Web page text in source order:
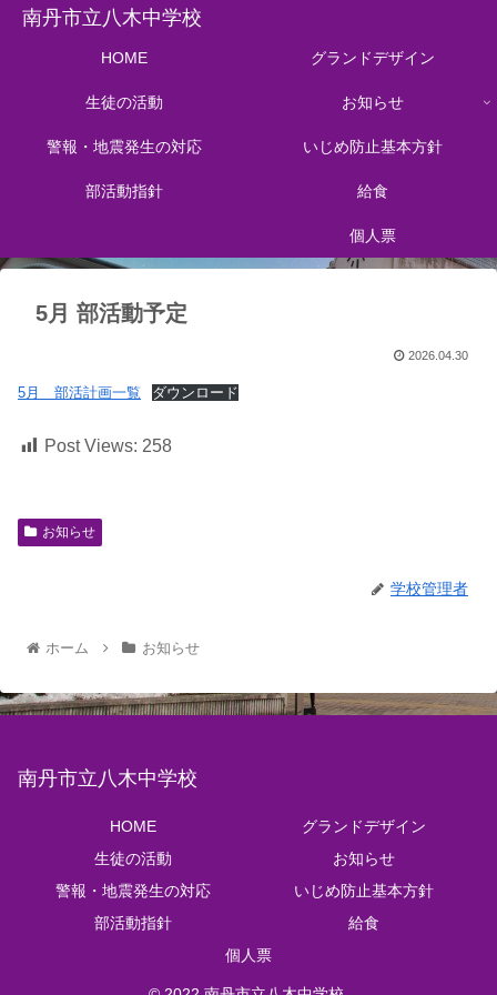
南丹市立八木中学校
HOME グランドデザイン
生徒の活動 お知らせ
警報・地震発生の対応 いじめ防止基本方針
部活動指針 給食
個人票
5月 部活動予定
2026.04.30
5月 部活計画一覧 ダウンロード
Post Views: 258
お知らせ
学校管理者
ホーム お知らせ
南丹市立八木中学校
HOME
グランドデザイン
生徒の活動
お知らせ
警報・地震発生の対応
いじめ防止基本方針
部活動指針
給食
個人票